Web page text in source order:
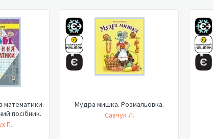
математики.
посібник.
П.
Мудра мишка. Розмальовка.
Савчук Л.